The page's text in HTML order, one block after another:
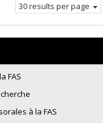
30 results per page
FAS
à la FAS